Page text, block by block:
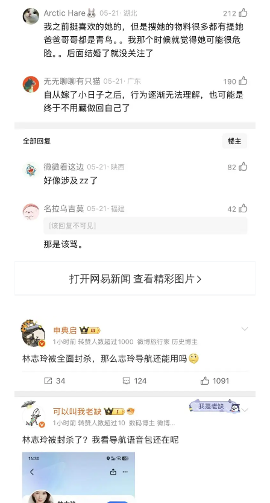
打开网易新闻 查看精彩图片